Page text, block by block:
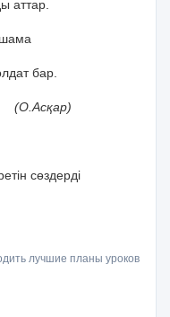
аттар.
бар.
(О.Асқар)
сөздерді
лучшие планы уроков